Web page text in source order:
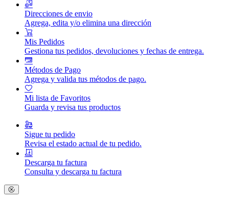
Direcciones de envio
Agrega, edita y/o elimina una dirección
Mis Pedidos
Gestiona tus pedidos, devoluciones y fechas de entrega.
Métodos de Pago
Agrega y valida tus métodos de pago.
Mi lista de Favoritos
Guarda y revisa tus productos
Sigue tu pedido
Revisa el estado actual de tu pedido.
Descarga tu factura
Consulta y descarga tu factura